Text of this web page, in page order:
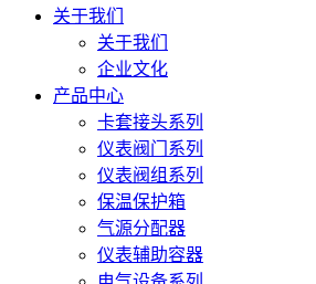
关于我们
关于我们
企业文化
产品中心
卡套接头系列
仪表阀门系列
仪表阀组系列
保温保护箱
气源分配器
仪表辅助容器